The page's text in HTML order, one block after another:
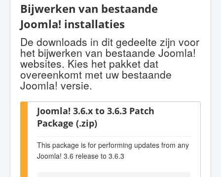
Bijwerken van bestaande
Joomla! installaties
De downloads in dit gedeelte zijn voor
het bijwerken van bestaande Joomla!
websites. Kies het pakket dat
overeenkomt met uw bestaande
Joomla! versie.
Joomla! 3.6.x to 3.6.3 Patch
Package (.zip)
This package is for performing updates from any
Joomla! 3.6 release to 3.6.3